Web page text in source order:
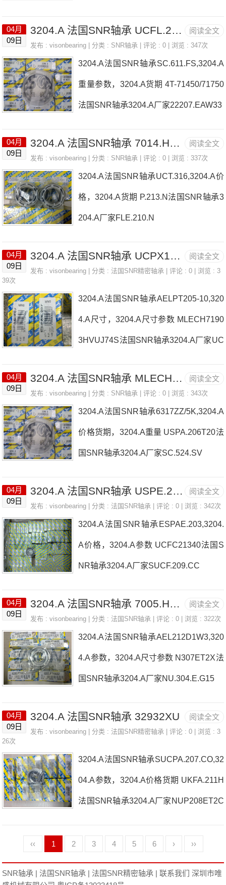
阅读全文
04月
09日
3204.A 法国SNR轴承 UCFL.213.CO
发布 :visonbearing | 分类 : SNR轴承 | 评论 : 0 | 浏览 : 347次
3204.A法国SNR轴承SC.611.FS,3204.A
重量参数，3204.A货期 4T-71450/71750
法国SNR轴承3204.A厂家22207.EAW33
阅读全文
04月
09日
3204.A 法国SNR轴承 7014.HV.DB.J84
发布 :visonbearing | 分类 : SNR轴承 | 评论 : 0 | 浏览 : 337次
3204.A法国SNR轴承UCT.316,3204.A价
格，3204.A货期 P.213.N法国SNR轴承3
204.A厂家FLE.210.N
阅读全文
04月
09日
3204.A 法国SNR轴承 UCPX15-215D1
发布 :visonbearing | 分类 :法国SNR精密轴承 | 评论 : 0 | 浏览 : 3
39次
3204.A法国SNR轴承AELPT205-10,320
4.A尺寸，3204.A尺寸参数 MLECH7190
3HVUJ74S法国SNR轴承3204.A厂家UC
阅读全文
04月
09日
3204.A 法国SNR轴承 MLECH7001HVDUJ74S
发布 :visonbearing | 分类 : SNR轴承 | 评论 : 0 | 浏览 : 343次
3204.A法国SNR轴承6317ZZ/5K,3204.A
价格货期，3204.A重量 USPA.206T20法
国SNR轴承3204.A厂家SC.524.SV
阅读全文
04月
09日
3204.A 法国SNR轴承 USPE.208.CO
发布 :visonbearing | 分类 :法国SNR轴承 | 评论 : 0 | 浏览 : 342次
3204.A法国SNR轴承ESPAE.203,3204.
A价格，3204.A参数 UCFC21340法国S
NR轴承3204.A厂家SUCF.209.CC
阅读全文
04月
09日
3204.A 法国SNR轴承 7005.HVQ16J84D
发布 :visonbearing | 分类 :法国SNR轴承 | 评论 : 0 | 浏览 : 322次
3204.A法国SNR轴承AEL212D1W3,320
4.A参数，3204.A尺寸参数 N307ET2X法
国SNR轴承3204.A厂家NU.304.E.G15
阅读全文
04月
09日
3204.A 法国SNR轴承 32932XU
发布 :visonbearing | 分类 :法国SNR精密轴承 | 评论 : 0 | 浏览 : 3
26次
3204.A法国SNR轴承SUCPA.207.CO,32
04.A参数，3204.A价格货期 UKFA.211H
法国SNR轴承3204.A厂家NUP208ET2C
‹‹ 1 2 3 4 5 6 › ››
SNR轴承 | 法国SNR轴承 | 法国SNR精密轴承 |联系我们 深圳市唯